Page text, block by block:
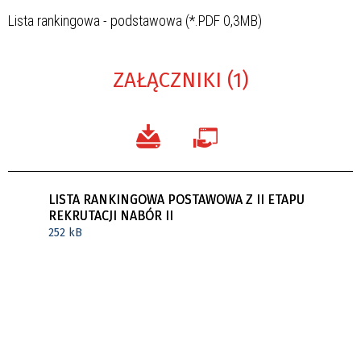
Lista rankingowa - podstawowa (*.PDF 0,3MB)
ZAŁĄCZNIKI (1)
LISTA RANKINGOWA POSTAWOWA Z II ETAPU
REKRUTACJI NABÓR II
252 kB